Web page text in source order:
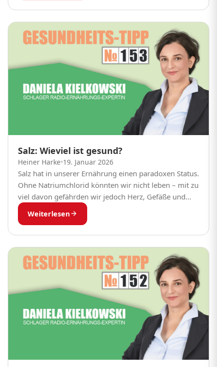
Salz: Wieviel ist gesund?
Heiner Harke•19. Januar 2026
Salz hat in unserer Ernährung einen paradoxen Status.
Ohne Natriumchlorid könnten wir nicht leben – mit zu
viel davon gefährden wir jedoch Herz, Gefäße und
Nieren. Als Ernährungsmedizinerin begegne ich...
Weiterlesen